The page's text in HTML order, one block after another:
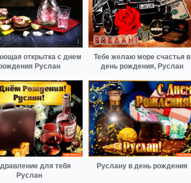
открытка с днем
Руслан
Тебе желаю море счастья в
день рождения, Руслан
для тебя
Руслан
Руслану в день рождения